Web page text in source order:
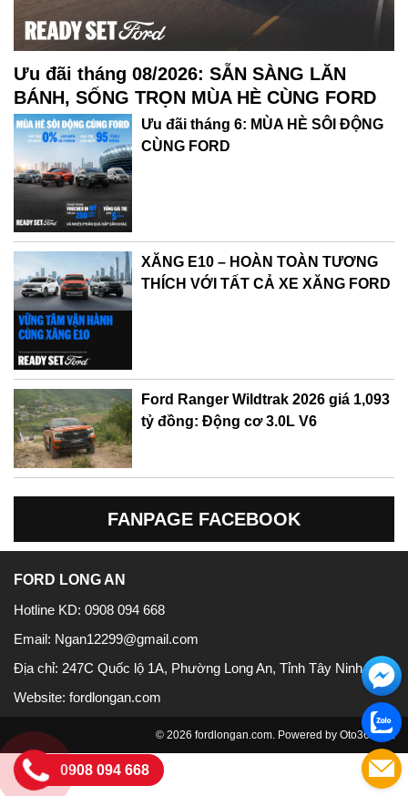
Ưu đãi tháng 08/2026: SẴN SÀNG LĂN
BÁNH, SỐNG TRỌN MÙA HÈ CÙNG FORD
Ưu đãi tháng 6: MÙA HÈ SÔI ĐỘNG
CÙNG FORD
XĂNG E10 – HOÀN TOÀN TƯƠNG
THÍCH VỚI TẤT CẢ XE XĂNG FORD
Ford Ranger Wildtrak 2026 giá 1,093
tỷ đồng: Động cơ 3.0L V6
FANPAGE FACEBOOK
FORD LONG AN
Hotline KD: 0908 094 668
Email: Ngan12299@gmail.com
Địa chỉ: 247C Quốc lộ 1A, Phường Long An, Tỉnh Tây Ninh
Website: fordlongan.com
© 2026 fordlongan.com. Powered by Oto360.net
0908 094 668